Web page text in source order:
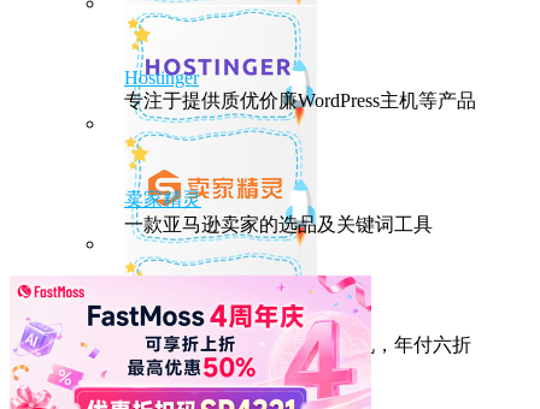
Hostinger
专注于提供质优价廉WordPress主机等产品
卖家精灵
一款亚马逊卖家的选品及关键词工具
HostEase
性能出众的高性价比美国主机，年付六折